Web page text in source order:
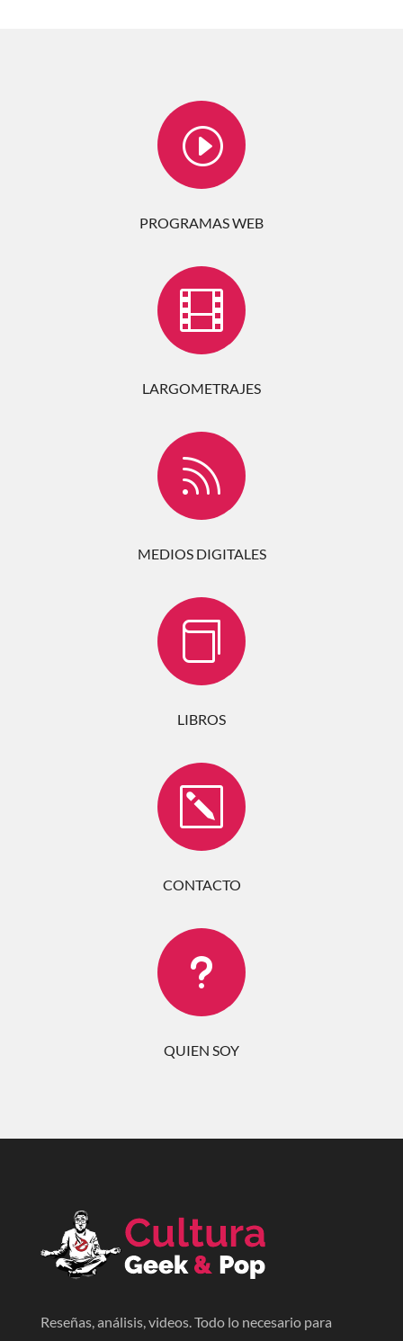
I
PROGRAMAS WEB

LARGOMETRAJES

MEDIOS DIGITALES

LIBROS
k
CONTACTO
u
QUIEN SOY
Reseñas, análisis, videos. Todo lo necesario para